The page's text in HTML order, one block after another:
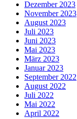
Dezember 2023
November 2023
August 2023
Juli 2023
Juni 2023
Mai 2023
März 2023
Januar 2023
September 2022
August 2022
Juli 2022
Mai 2022
April 2022